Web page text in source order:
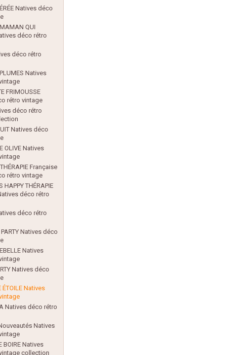
Natives déco
QUI
déco rétro
déco rétro
Natives
FRIMOUSSE
rétro vintage
déco rétro
Natives déco
OLIVE Natives
Française
rétro vintage
HAPPY THÉRAPIE
déco rétro
déco rétro
PARTY Natives déco
Natives
Natives déco
ÉTOILE Natives
Natives déco rétro
Natives
BOIRE Natives
collection